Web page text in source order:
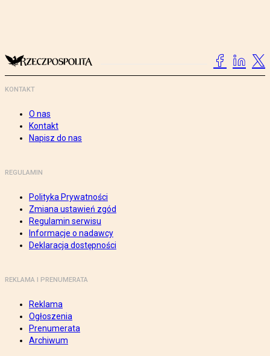
KONTAKT
O nas
Kontakt
Napisz do nas
REGULAMIN
Polityka Prywatności
Zmiana ustawień zgód
Regulamin serwisu
Informacje o nadawcy
Deklaracja dostępności
REKLAMA I PRENUMERATA
Reklama
Ogłoszenia
Prenumerata
Archiwum